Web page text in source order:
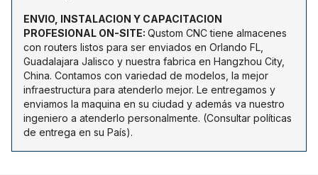
ENVIO, INSTALACION Y CAPACITACION
PROFESIONAL ON-SITE: Qustom CNC tiene almacenes
con routers listos para ser enviados en Orlando FL,
Guadalajara Jalisco y nuestra fabrica en Hangzhou City,
China. Contamos con variedad de modelos, la mejor
infraestructura para atenderlo mejor. Le entregamos y
enviamos la maquina en su ciudad y además va nuestro
ingeniero a atenderlo personalmente. (Consultar políticas
de entrega en su País).